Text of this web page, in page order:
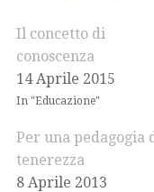
Il concetto di
conoscenza
14 Aprile 2015
In "Educazione"
Per una pedagogia
tenerezza
8 Aprile 2013